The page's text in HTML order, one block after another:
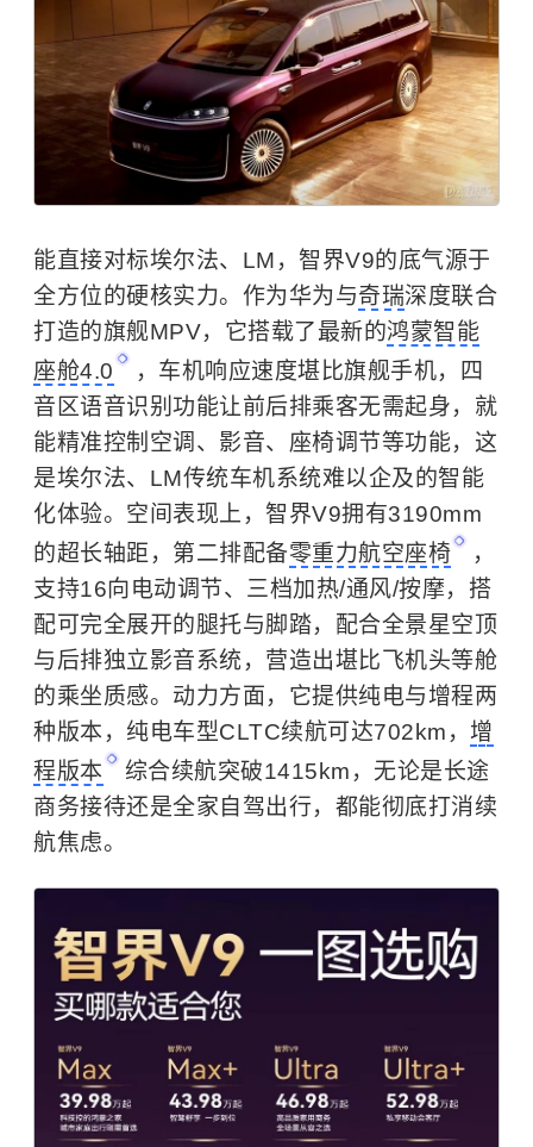
能直接对标埃尔法、LM，智界V9的底气源于
全方位的硬核实力。作为华为与奇瑞深度联合
打造的旗舰MPV，它搭载了最新的鸿蒙智能
座舱4.0
，车机响应速度堪比旗舰手机，四
音区语音识别功能让前后排乘客无需起身，就
能精准控制空调、影音、座椅调节等功能，这
是埃尔法、LM传统车机系统难以企及的智能
化体验。空间表现上，智界V9拥有3190mm
的超长轴距，第二排配备零重力航空座椅
，
支持16向电动调节、三档加热/通风/按摩，搭
配可完全展开的腿托与脚踏，配合全景星空顶
与后排独立影音系统，营造出堪比飞机头等舱
的乘坐质感。动力方面，它提供纯电与增程两
种版本，纯电车型CLTC续航可达702km， 增
程版本
综合续航突破1415km，无论是长途
商务接待还是全家自驾出行，都能彻底打消续
航焦虑。